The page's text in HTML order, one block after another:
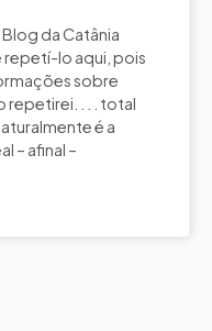
da Catânia
repetí-lo aqui, pois
sobre
repetirei. . . . total
é a
– afinal –